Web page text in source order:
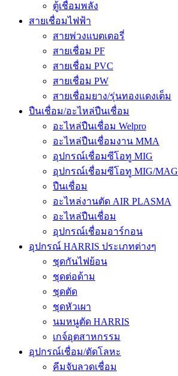
ตู้เชื่อมพลัง
สายเชื่อมไฟฟ้า
สายพ่วงแบตเตอรี่
สายเชื่อม PF
สายเชื่อม PVC
สายเชื่อม PW
สายเชื่อมยาง/รุ่นทองแดงเต็ม
ปืนเชื่อม/อะไหล่ปืนเชื่อม
อะไหล่ปืนเชื่อม Welpro
อะไหล่ปืนเชื่อมงาน MMA
อุปกรณ์เชื่อมซีโอทู MIG
อุปกรณ์เชื่อมซีโอทู MIG/MAG
ปืนเชื่อม
อะไหล่งานตัด AIR PLASMA
อะไหล่ปืนเชื่อม
อุปกรณ์เชื่อมอาร์กอน
อุปกรณ์ HARRIS ประเภทต่างๆ
ชุดกันไฟย้อน
ชุดต่อด้าม
ชุดตัด
ชุดหัวเผา
นมหนูตัด HARRIS
เกจ์อุตสาหกรรม
อุปกรณ์เชื่อม/ตัดโลหะ
คีมจับลวดเชื่อม